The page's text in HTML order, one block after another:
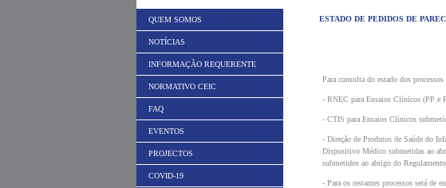
QUEM SOMOS
NOTÍCIAS
INFORMAÇÃO REQUERENTE
NORMATIVO CEIC
FAQ
EVENTOS
PROJECTOS
COVID-19
ESTADO DE PEDIDOS DE
Para consulta do estado dos
- RNEC para Ensaios Clínicos (PP e
- CTIS para Ensaios Clínicos
- Direção de Produtos de Saúde do
Dispositivo Médico submetidas ao
submetidos ao abrigo do
- Para os restantes processos será de